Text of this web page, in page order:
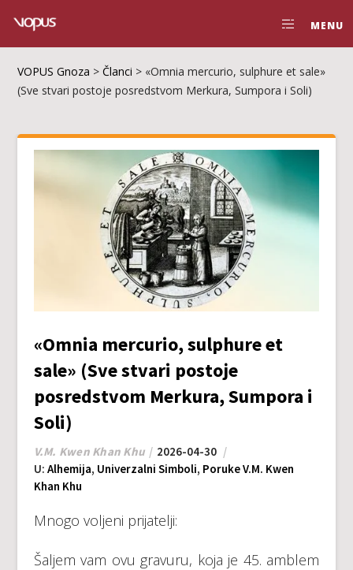
MENU
VOPUS Gnoza >Članci > «Omnia mercurio, sulphure et sale»
(Sve stvari postoje posredstvom Merkura, Sumpora i Soli)
«Omnia mercurio, sulphure et
sale» (Sve stvari postoje
posredstvom Merkura, Sumpora i
Soli)
V.M. Kwen Khan Khu
2026-04-30
U: Alhemija, Univerzalni Simboli, Poruke V.M. Kwen
Khan Khu
Mnogo voljeni prijatelji:
Šaljem vam ovu gravuru, koja je 45. amblem